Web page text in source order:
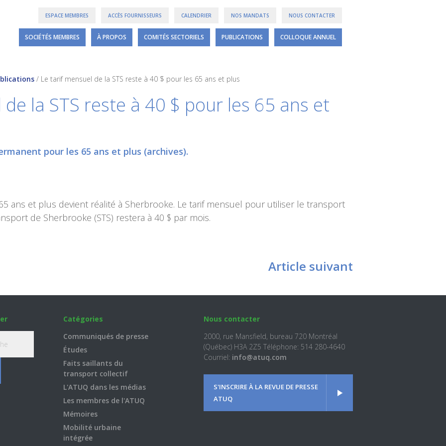
ESPACE MEMBRES ACCÈS FOURNISSEURS CALENDRIER NOS MANDATS NOUS CONTACTER
SOCIÉTÉS MEMBRES À PROPOS COMITÉS SECTORIELS PUBLICATIONS COLLOQUE ANNUEL
/ Le tarif mensuel de la STS reste à 40 $ pour les 65 ans et plus
la STS reste à 40 $ pour les 65 ans et
pour les 65 ans et plus (archives).
ans et plus devient réalité à Sherbrooke. Le tarif mensuel pour utiliser le transport
de Sherbrooke (STS) restera à 40 $ par mois.
Article suivant
Catégories
Communiqués de presse
Études
Faits saillants du
transport collectif
L'ATUQ dans les médias
Les membres de l'ATUQ
Mémoires
Mobilité urbaine
intégrée
Nous contacter
2000, rue Mansfield, bureau 720 Montréal
(Québec) H3A 2Z5 Téléphone: 514 280-4640
Courriel: info@atuq.com
S'INSCRIRE À LA REVUE DE PRESSE
ATUQ